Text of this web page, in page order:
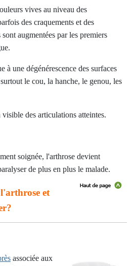
vives au niveau des
des craquements et des
augmentées par les premiers
à une dégénérescence des surfaces
le cou, la hanche, le genou, les
des articulations atteintes.
soignée, l'arthrose devient
de plus en plus le malade.
et
associée aux